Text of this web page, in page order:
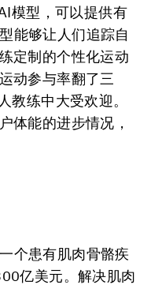
模型，可以提供有
能够让人们追踪自
定制的个性化运动
动参与率翻了三
教练中大受欢迎。
体能的进步情况，
个患有肌肉骨骼疾
亿美元。解决肌肉